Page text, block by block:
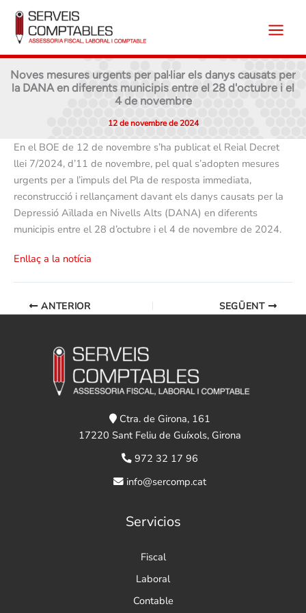
contingut
Noves mesures urgents per pal·liar els danys causats per
la DANA en diferents municipis entre el 28 d'octubre i el
4 de novembre
12 de novembre de 2024
En el BOE de 12 de novembre s’ha publicat el Reial Decret
llei 7/2024, d’11 de novembre, pel qual s’adopten mesures
urgents per a l’impuls del Pla de resposta immediata,
reconstrucció i rellançament davant els danys causats per la
Depressió Aïllada en Nivells Alts (DANA) en diferents
municipis entre el 28 d’octubre i el 4 de novembre de 2024.
Enllaç a la notícia
ANTERIOR SEGÜENT
Ctra. de Girona, 161
17220 Sant Feliu de Guíxols, Girona
972 32 17 96
info@sercomp.cat
Servicios
Fiscal
Laboral
Contable